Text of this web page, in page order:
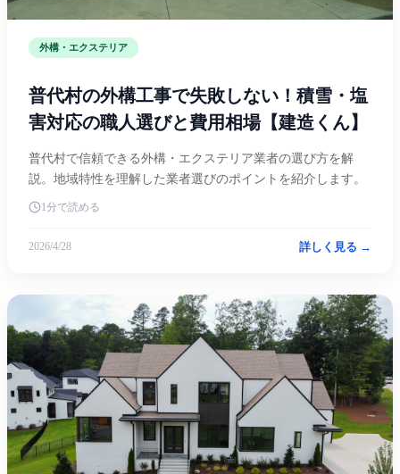
外構・エクステリア
普代村の外構工事で失敗しない！積雪・塩
害対応の職人選びと費用相場【建造くん】
普代村で信頼できる外構・エクステリア業者の選び方を解
説。地域特性を理解した業者選びのポイントを紹介します。
1分で読める
2026/4/28 詳しく見る →